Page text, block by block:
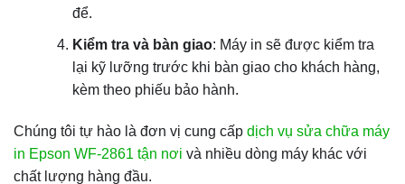
để.
Kiểm tra và bàn giao: Máy in sẽ được kiểm tra
lại kỹ lưỡng trước khi bàn giao cho khách hàng,
kèm theo phiếu bảo hành.
Chúng tôi tự hào là đơn vị cung cấp dịch vụ sửa chữa máy
in Epson WF-2861 tận nơi và nhiều dòng máy khác với
chất lượng hàng đầu.